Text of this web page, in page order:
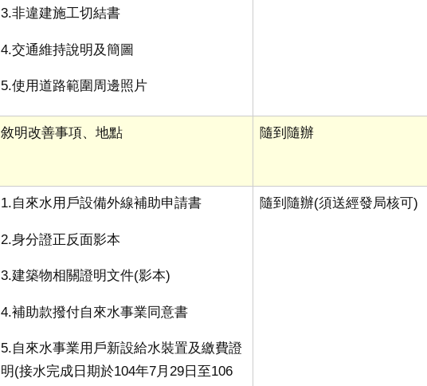
3.非違建施工切結書
4.交通維持說明及簡圖
5.使用道路範圍周邊照片
敘明改善事項、地點 隨到隨辦
1.自來水用戶設備外線補助申請書
2.身分證正反面影本
3.建築物相關證明文件(影本)
4.補助款撥付自來水事業同意書
5.自來水事業用戶新設給水裝置及繳費證
明(接水完成日期於104年7月 29 日至106
隨到隨辦(須送經發局核可)